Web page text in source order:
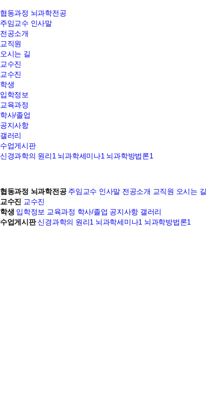
협동과정 뇌과학전공
주임교수 인사말
전공소개
교직원
오시는 길
교수진
교수진
학생
입학정보
교육과정
학사/졸업
공지사항
갤러리
수업게시판
신경과학의 원리1 뇌과학세미나1 뇌과학방법론1
협동과정 뇌과학전공 주임교수 인사말 전공소개 교직원 오시는 길
교수진 교수진
학생 입학정보 교육과정 학사/졸업 공지사항 갤러리
수업게시판 신경과학의 원리1 뇌과학세미나1 뇌과학방법론1
서울대학교
뇌과학
협동과정